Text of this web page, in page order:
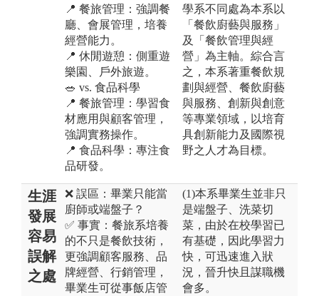
📍 餐旅管理：強調餐
廳、會展管理，培養
經營能力。
📍 休閒遊憩：側重遊
樂園、戶外旅遊。
🥗 vs. 食品科學
📍 餐旅管理：學習食
材應用與顧客管理，
強調實務操作。
📍 食品科學：專注食
品研發。
學系不同處為本系以
「餐飲廚藝與服務」
及「餐飲管理與經
營」為主軸。綜合言
之，本系著重餐飲規
劃與經營、餐飲廚藝
與服務、創新與創意
等專業領域，以培育
具創新能力及國際視
野之人才為目標。
生涯
發展
容易
誤解
之處
❌ 誤區：畢業只能當
廚師或端盤子？
✅ 事實：餐旅系培養
的不只是餐飲技術，
更強調顧客服務、品
牌經營、行銷管理，
畢業生可從事飯店管
(1)本系畢業生並非只
是端盤子、洗菜切
菜，由於在校學習已
有基礎，因此學習力
快，可迅速進入狀
況，晉升快且謀職機
會多。